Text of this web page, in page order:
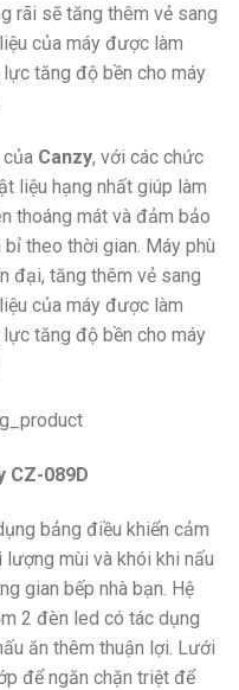
rãi sẽ tăng thêm vẻ sang
của máy được làm
tăng độ bền cho máy
Canzy, với các chức
liệu hạng nhất giúp làm
thoáng mát và đảm bảo
theo thời gian. Máy phù
đại, tăng thêm vẻ sang
của máy được làm
tăng độ bền cho máy
CZ-089D
bảng điều khiển cảm
mùi và khói khi nấu
gian bếp nhà bạn. Hệ
2 đèn led có tác dụng
ăn thêm thuận lợi. Lưới
để ngăn chặn triệt để